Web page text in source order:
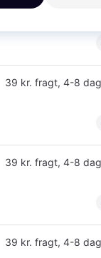
39 kr. fragt
39 kr. fragt, 4-8
39 kr. fragt, 4-8
39 kr. fragt, 4-8